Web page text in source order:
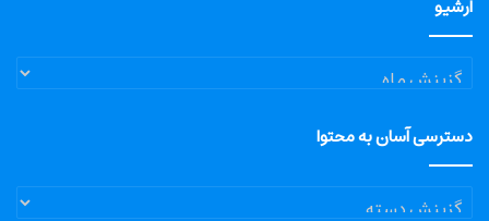
آرشیو
آرشیو
دسترسی آسان به محتوا
دسترسی